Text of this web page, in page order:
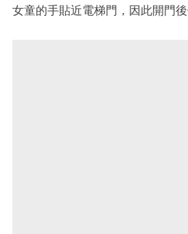
女童的手貼近電梯門，因此開門後